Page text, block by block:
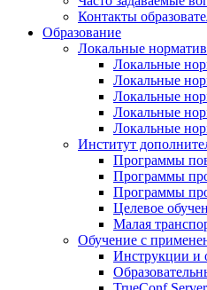
Контакты
Образование
Локальные
Локальные
Локальные
Локальные
Локальные
Локальные
Институт
Программы
Программы
Программы
Целевое
Малая
Обучение с
Инструкции и